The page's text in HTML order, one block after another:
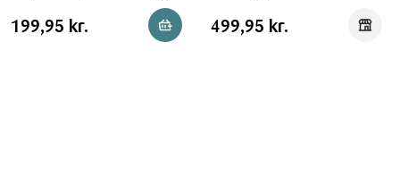
Casper
Sobczyk
Pris
Pris 199,95 kr.
199,95 kr. Reservér i butik
Yaxell
strygestål
Pris
Pris 499,95 kr.
499,95 kr.